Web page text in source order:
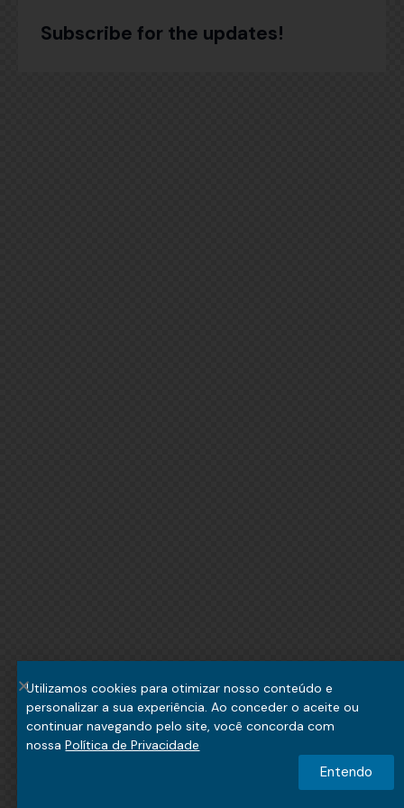
Subscribe for the updates!
Utilizamos cookies para otimizar nosso conteúdo e
personalizar a sua experiência. Ao conceder o aceite ou
continuar navegando pelo site, você concorda com
nossaPolítica de Privacidade
Entendo